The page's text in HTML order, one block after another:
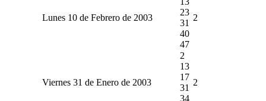
Lunes 10 de Febrero de 2003
23
31
40
47
2
Viernes 31 de Enero de 2003
2
13
17
31
34
2